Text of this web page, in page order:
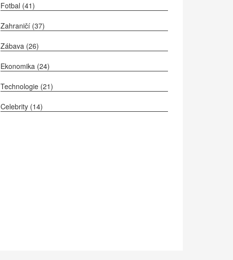
Fotbal (41)
Zahraničí (37)
Zábava (26)
Ekonomika (24)
Technologie (21)
Celebrity (14)